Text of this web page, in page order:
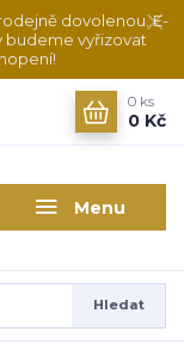
dovolenou. E-
budeme vyřizovat
Menu
Hledat
0 ks
0 Kč